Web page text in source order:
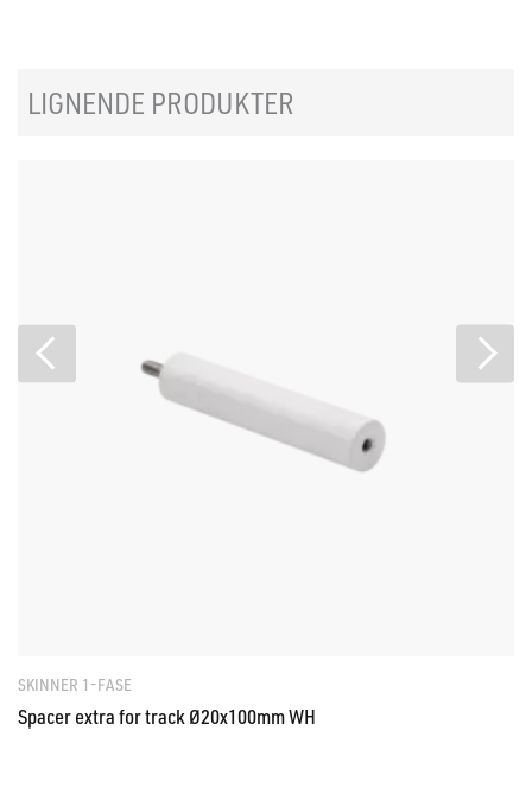
LIGNENDE PRODUKTER
SKINNER 1-FASE
Spacer extra for track Ø20x100mm WH